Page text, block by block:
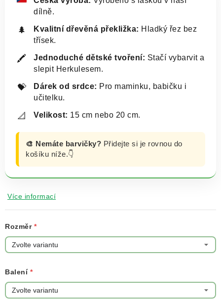
dílně.
🌲 Kvalitní dřevěná překližka: Hladký řez bez
třísek.
🖍️ Jednoduché dětské tvoření: Stačí vybarvit a
slepit Herkulesem.
💝 Dárek od srdce: Pro maminku, babičku i
učitelku.
📐 Velikost: 15 cm nebo 20 cm.
🎨 Nemáte barvičky? Přidejte si je rovnou do
košíku níže.👇
Více informací
Rozměr
Balení